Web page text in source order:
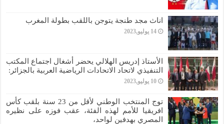
اناث مجد طنجة يتوجن باللقب بطولة المغرب
14 يوليو,2023
الأستاذ إدريس الهلالي يحضر أشغال اجتماع المكتب
التنفيذي لاتحاد الاتحادات الرياضية العربية بالجزائر:
10 يوليو,2023
توج المنتخب الوطني لأقل من 23 سنة بلقب كأس
افريقيا للأمم لهذه الفئة، عقب فوزه على نظيره
المصري بهدفين لواحد،